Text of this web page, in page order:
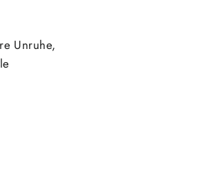
Unruhe,